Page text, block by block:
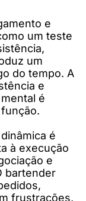
e
um teste
um
do tempo. A
e
é
é
à execução
e
bartender
frustrações,